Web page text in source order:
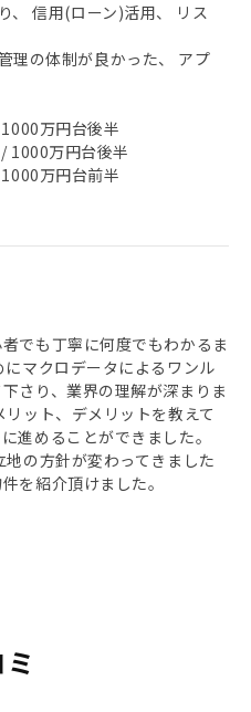
、 信用(ローン)活用、 リス
理の体制が良かった、 アプ
万円台後半
1000万円台後半
万円台前半
でも丁寧に何度でもわかるま
マクロデータによるワンル
さり、業界の理解が深まりま
ット、デメリットを教えて
進めることができました。
の方針が変わってきました
を紹介頂けました。